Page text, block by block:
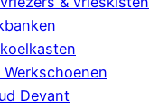
Werkschoenen
Devant